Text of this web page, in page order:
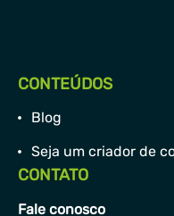
CONTEÚDOS
Blog
Seja um criador de
CONTATO
Fale conosco